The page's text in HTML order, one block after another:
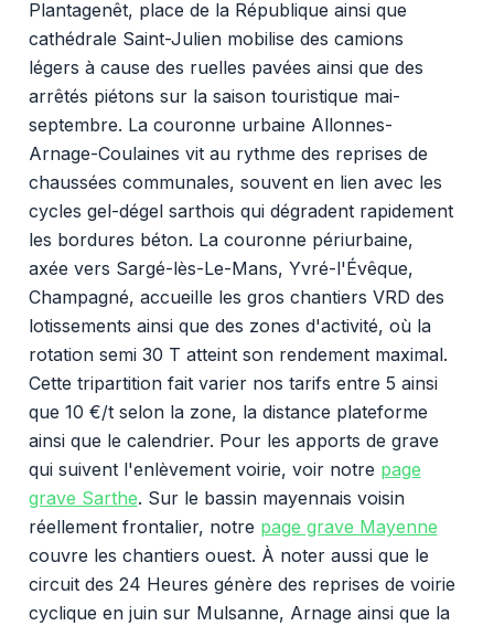
Plantagenêt, place de la République ainsi que
cathédrale Saint-Julien mobilise des camions
légers à cause des ruelles pavées ainsi que des
arrêtés piétons sur la saison touristique mai-
septembre. La couronne urbaine Allonnes-
Arnage-Coulaines vit au rythme des reprises de
chaussées communales, souvent en lien avec les
cycles gel-dégel sarthois qui dégradent rapidement
les bordures béton. La couronne périurbaine,
axée vers Sargé-lès-Le-Mans, Yvré-l'Évêque,
Champagné, accueille les gros chantiers VRD des
lotissements ainsi que des zones d'activité, où la
rotation semi 30 T atteint son rendement maximal.
Cette tripartition fait varier nos tarifs entre 5 ainsi
que 10 €/t selon la zone, la distance plateforme
ainsi que le calendrier. Pour les apports de grave
qui suivent l'enlèvement voirie, voir notre page
grave Sarthe. Sur le bassin mayennais voisin
réellement frontalier, notre page grave Mayenne
couvre les chantiers ouest. À noter aussi que le
circuit des 24 Heures génère des reprises de voirie
cyclique en juin sur Mulsanne, Arnage ainsi que la